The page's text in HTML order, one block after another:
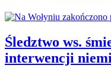
Śledztwo ws.
interwencji